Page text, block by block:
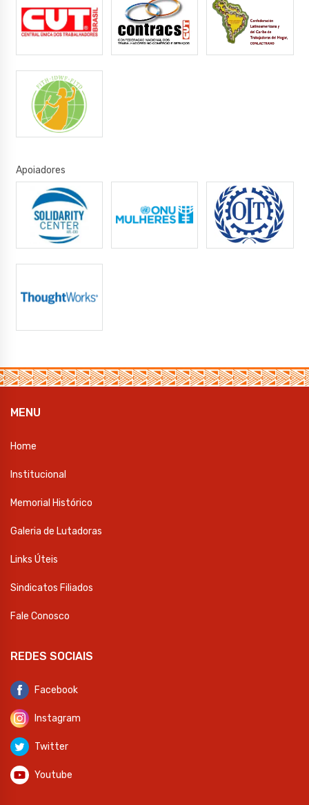
Apoiadores
MENU
Home
Institucional
Memorial Histórico
Galeria de Lutadoras
Links Úteis
Sindicatos Filiados
Fale Conosco
REDES SOCIAIS
Facebook
Instagram
Twitter
Youtube